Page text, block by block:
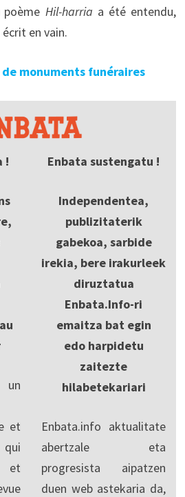
poème Hil-harria a été entendu,
en vain.
monuments funéraires
!
un
et
et
Enbata sustengatu !
Independentea,
publizitaterik
gabekoa, sarbide
irekia, bere irakurleek
diruztatua
Enbata.Info-ri
emaitza bat egin
edo harpidetu
zaitezte
hilabetekariari
Enbata.info aktualitate
abertzale eta
progresista aipatzen
duen web astekaria da,